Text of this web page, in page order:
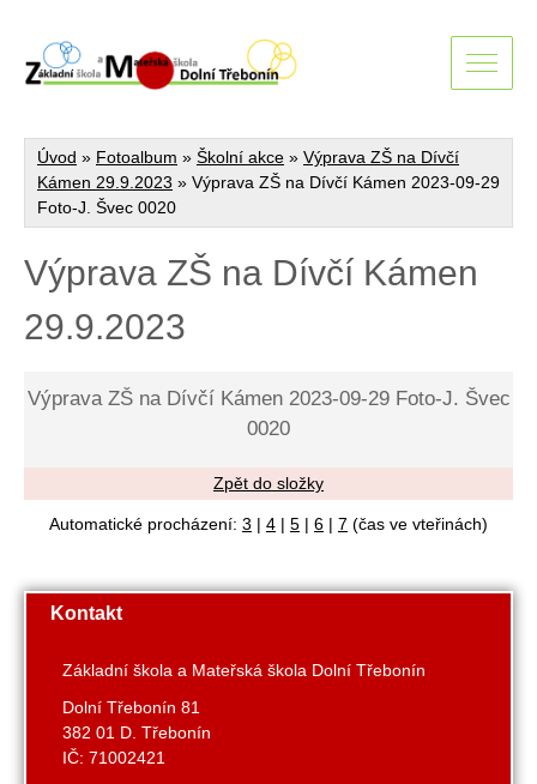
Úvod » Fotoalbum » Školní akce » Výprava ZŠ na Dívčí
Kámen 29.9.2023 » Výprava ZŠ na Dívčí Kámen 2023-09-29
Foto-J. Švec 0020
Výprava ZŠ na Dívčí Kámen
29.9.2023
Výprava ZŠ na Dívčí Kámen 2023-09-29 Foto-J. Švec
0020
Zpět do složky
Automatické procházení: 3 | 4 | 5 | 6 | 7 (čas ve vteřinách)
Kontakt
Základní škola a Mateřská škola Dolní Třebonín
Dolní Třebonín 81
382 01 D. Třebonín
IČ: 71002421